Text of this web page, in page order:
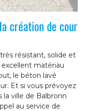
création de cour
résistant, solide et
matériau
le béton lavé
Et si vous prévoyez
ville de Balbronn
au service de